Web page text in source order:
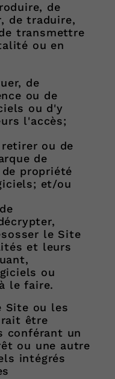
de
de traduire,
transmettre
ou en
de
ou de
ou d'y
l'accès;
ou de
de
propriété
et/ou
le Site
et leurs
ou
le faire.
Site ou les
être
conférant un
ou une autre
intégrés